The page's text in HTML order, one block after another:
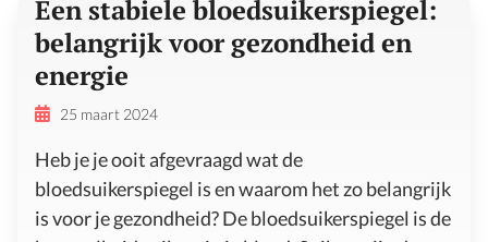
Een stabiele bloedsuikerspiegel:
belangrijk voor gezondheid en
energie
25 maart 2024
Heb je je ooit afgevraagd wat de
bloedsuikerspiegel is en waarom het zo belangrijk
is voor je gezondheid? De bloedsuikerspiegel is de